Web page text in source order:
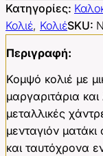
Κατηγορίες:
Κολιέ, ΚολιέSKU:
Περιγραφή:
Κομψό κολιέ με
μαργαριτάρια
μεταλλικές
μενταγιόν
και ταυτόχρονα